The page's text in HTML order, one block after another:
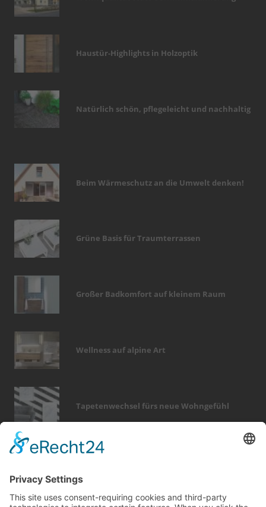
Haustür-Highlights in Holzoptik
Natürlich schön, pflegeleicht und nachhaltig
Beim Wärmeschutz an die Umwelt denken!
Grüne Basis für Traumterrassen
Großer Badkomfort auf kleinem Raum
Wellness auf alpine Art
Tapetenwechsel fürs neue Wohngefühl